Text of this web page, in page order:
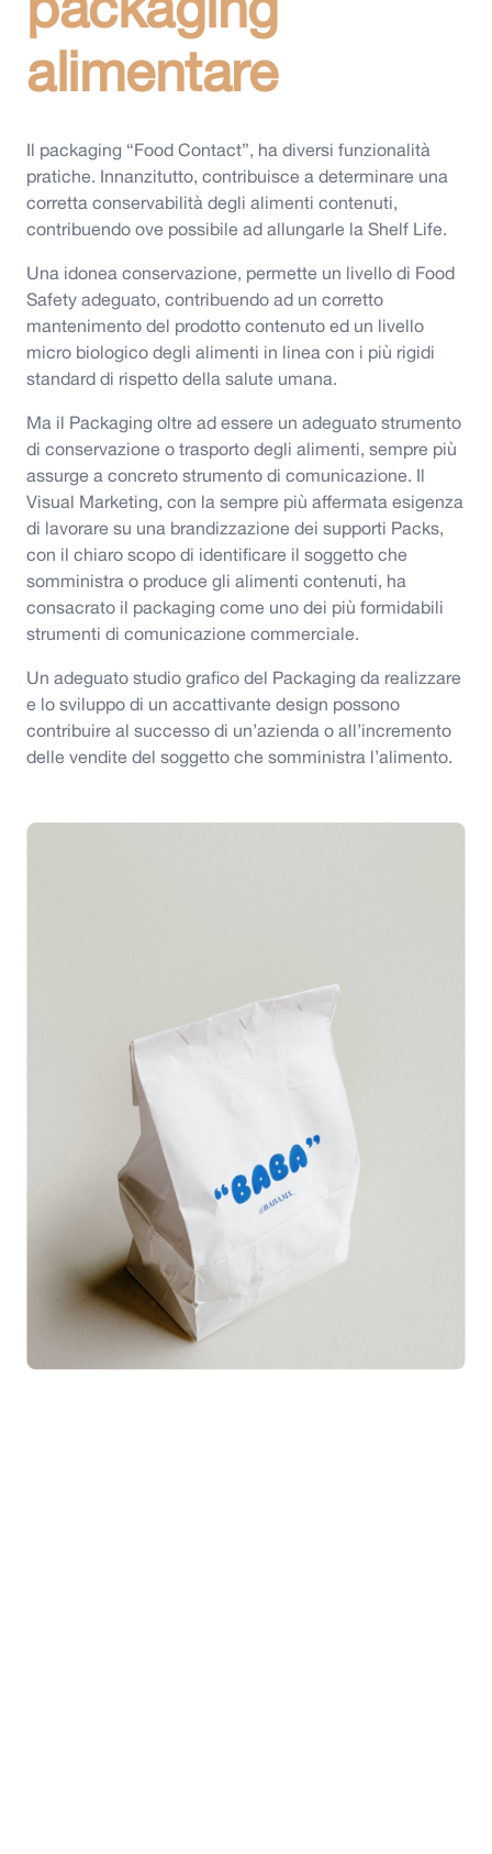
alimentare
Il packaging “Food Contact”, ha diversi funzionalità
pratiche. Innanzitutto, contribuisce a determinare una
corretta conservabilità degli alimenti contenuti,
contribuendo ove possibile ad allungarle la Shelf Life.
Una idonea conservazione, permette un livello di Food
Safety adeguato, contribuendo ad un corretto
mantenimento del prodotto contenuto ed un livello
micro biologico degli alimenti in linea con i più rigidi
standard di rispetto della salute umana.
Ma il Packaging oltre ad essere un adeguato strumento
di conservazione o trasporto degli alimenti, sempre più
assurge a concreto strumento di comunicazione. Il
Visual Marketing, con la sempre più affermata esigenza
di lavorare su una brandizzazione dei supporti Packs,
con il chiaro scopo di identificare il soggetto che
somministra o produce gli alimenti contenuti, ha
consacrato il packaging come uno dei più formidabili
strumenti di comunicazione commerciale.
Un adeguato studio grafico del Packaging da realizzare
e lo sviluppo di un accattivante design possono
contribuire al successo di un’azienda o all’incremento
delle vendite del soggetto che somministra l’alimento.